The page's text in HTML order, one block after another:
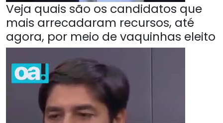
Veja quais são os candidatos que
mais arrecadaram recursos, até
agora, por meio de vaquinhas eleito